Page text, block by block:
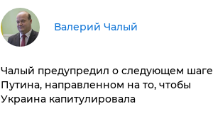
Валерий Чалый
Чалый предупредил о следующем шаге
Путина, направленном на то, чтобы
Украина капитулировала